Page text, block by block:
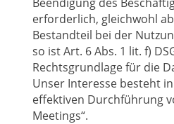
erforderlich, gleichwohl
Bestandteil bei der
so ist Art. 6 Abs. 1 lit. f)
Rechtsgrundlage für die
Unser Interesse besteht
effektiven Durchführung
Meetings“.